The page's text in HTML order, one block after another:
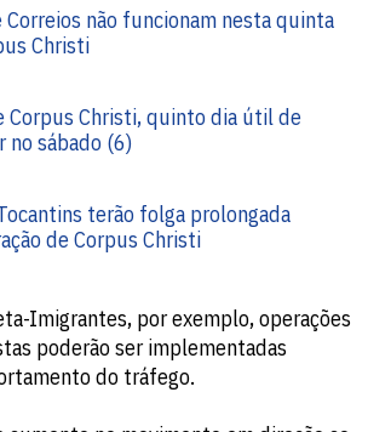
Correios não funcionam nesta quinta
Christi
Corpus Christi, quinto dia útil de
no sábado (6)
terão folga prolongada
de Corpus Christi
Imigrantes, por exemplo, operações
poderão ser implementadas
do tráfego.